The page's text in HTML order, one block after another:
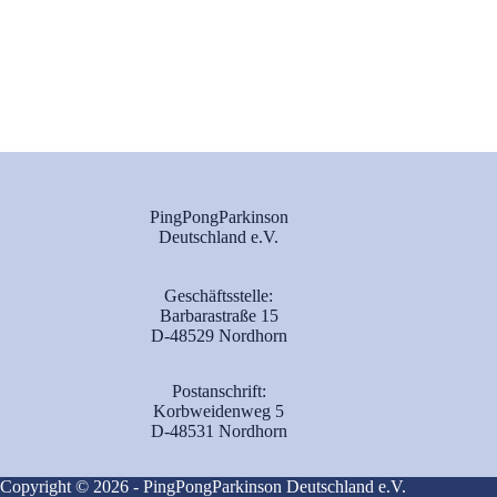
PingPongParkinson
Deutschland e.V.
Geschäftsstelle:
Barbarastraße 15
D-48529 Nordhorn
Postanschrift:
Korbweidenweg 5
D-48531 Nordhorn
Copyright © 2026 - PingPongParkinson Deutschland e.V.